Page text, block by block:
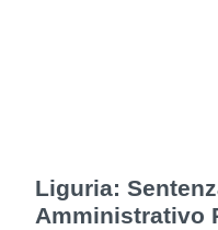
Liguria:
Amministrativo